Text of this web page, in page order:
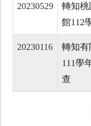
20230529
轉知
館112
20230116
轉知
111學
查